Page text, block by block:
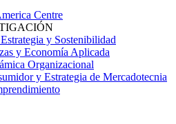
Centre
y Sostenibilidad
y Economía Aplicada
Organizacional
y Estrategia de Mercadotecnia